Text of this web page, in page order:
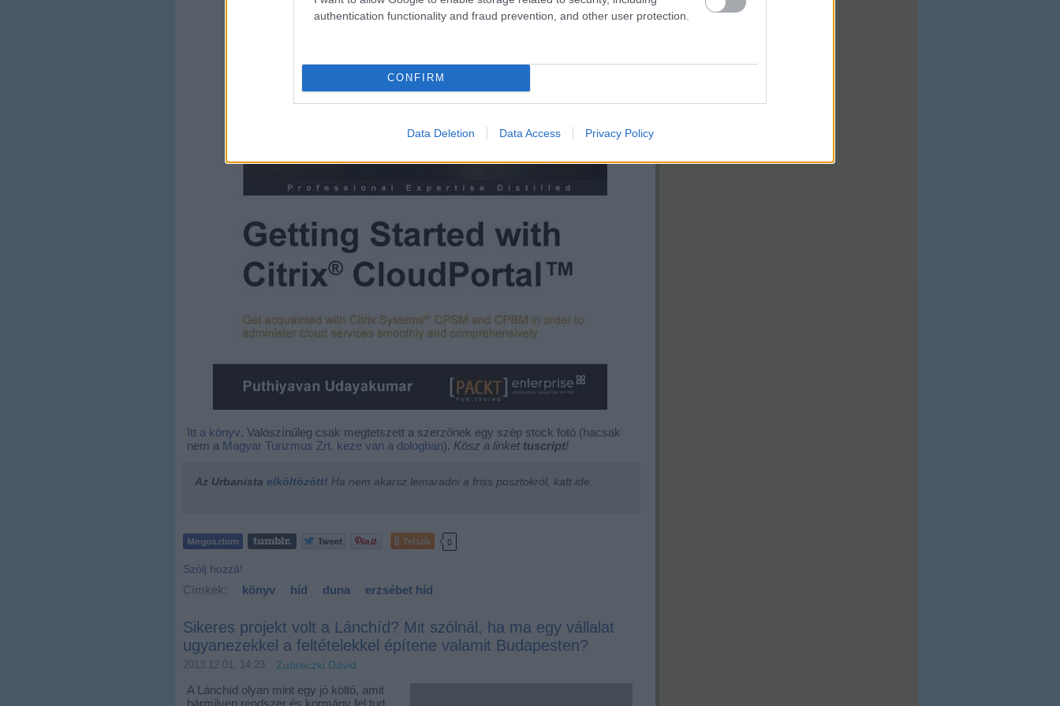
authentication functionality and fraud prevention, and other user protection.
CONFIRM
Data Deletion Data Access Privacy Policy
Itt a könyv. Valószínűleg csak megtetszett a szerzőnek egy szép stock fotó (hacsak
nem a Magyar Turizmus Zrt. keze van a dologban). Kösz a linket tuscript!
Az Urbanista elköltözött! Ha nem akarsz lemaradni a friss posztokról, katt ide:
Tetszik 0
Szólj hozzá!
Címkék: könyv híd duna erzsébet híd
Sikeres projekt volt a Lánchíd? Mit szólnál, ha ma egy vállalat
ugyanezekkel a feltételekkel építene valamit Budapesten?
2013.12.01. 14:23 Zubreczki Dávid
A Lánchíd olyan mint egy jó költő, amit
bármilyen rendszer és kormány fel tud